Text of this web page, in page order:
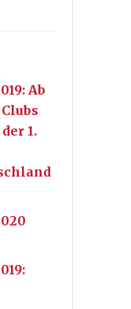
Ab
1.